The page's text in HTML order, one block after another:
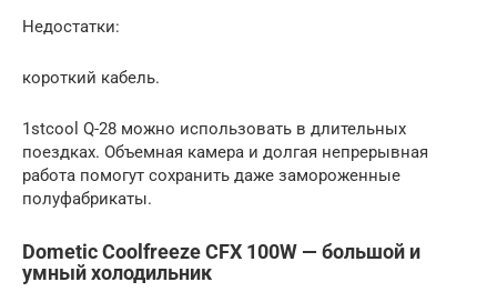
Недостатки:
короткий кабель.
1stcool Q-28 можно использовать в длительных
поездках. Объемная камера и долгая непрерывная
работа помогут сохранить даже замороженные
полуфабрикаты.
Dometic Coolfreeze CFX 100W — большой и
умный холодильник